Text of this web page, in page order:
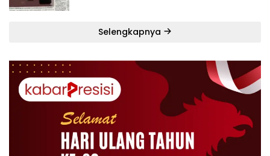
Selengkapnya